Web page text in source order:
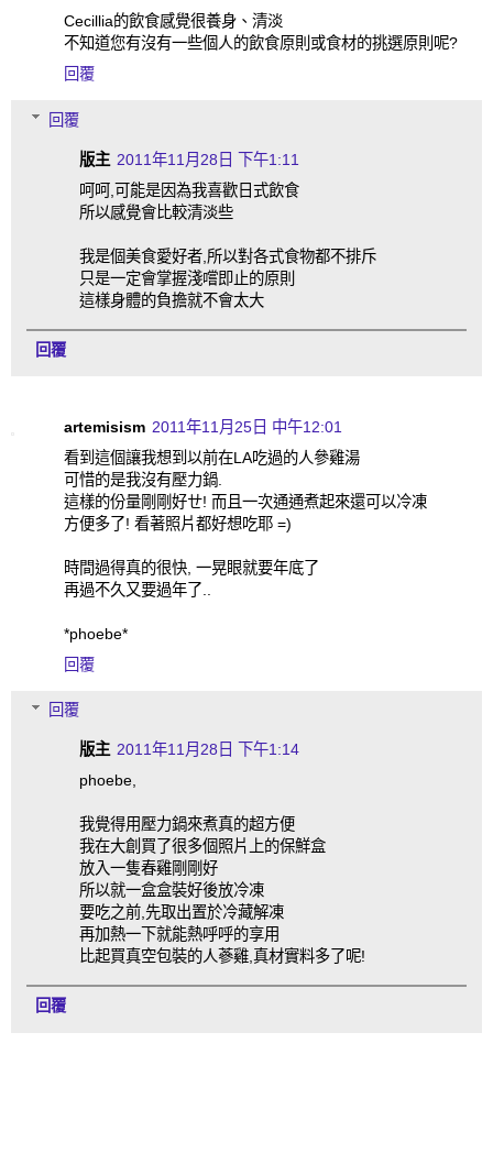
Cecillia的飲食感覺很養身、清淡
不知道您有沒有一些個人的飲食原則或食材的挑選原則呢?
回覆
回覆
版主 2011年11月28日 下午1:11
呵呵,可能是因為我喜歡日式飲食
所以感覺會比較清淡些
我是個美食愛好者,所以對各式食物都不排斥
只是一定會掌握淺嚐即止的原則
這樣身體的負擔就不會太大
回覆
artemisism 2011年11月25日 中午12:01
看到這個讓我想到以前在LA吃過的人參雞湯
可惜的是我沒有壓力鍋.
這樣的份量剛剛好ㄝ! 而且一次通通煮起來還可以冷凍
方便多了! 看著照片都好想吃耶 =)
時間過得真的很快, 一晃眼就要年底了
再過不久又要過年了..
*phoebe*
回覆
回覆
版主 2011年11月28日 下午1:14
phoebe,
我覺得用壓力鍋來煮真的超方便
我在大創買了很多個照片上的保鮮盒
放入一隻春雞剛剛好
所以就一盒盒裝好後放冷凍
要吃之前,先取出置於冷藏解凍
再加熱一下就能熱呼呼的享用
比起買真空包裝的人蔘雞,真材實料多了呢!
回覆